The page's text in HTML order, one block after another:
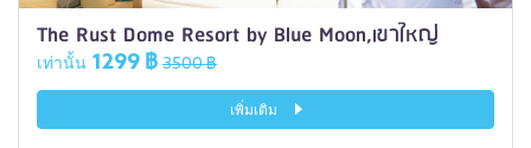
The Rust Dome Resort by Blue Moon,เขาใหญ่
เท่านั้น 1299 ฿ 3500 ฿
เพิ่มเติม